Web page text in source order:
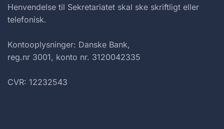
Henvendelse til Sekretariatet skal ske skriftligt eller
telefonisk.
Kontooplysninger: Danske Bank,
reg.nr 3001, konto nr. 3120042335
CVR: 12232543